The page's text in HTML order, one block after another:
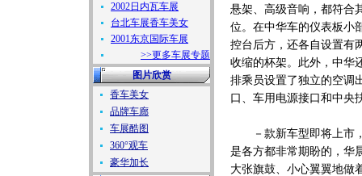
2002日内瓦车展
台北车展香车美女
2001东京国际车展
>>更多车展专题
图片欣赏
香车美女
品牌车廊
车展酷图
360°观车
豪华加长
悬架、高级音响，都符合
位。在中华车的仪表板小
控台后方，还各自设置有
收缩的杯架。此外，中华
排乘员设置了独立的空调
口、车用电源接口和中央
－款新车型即将上市
是各方都非常期盼的，华
大张旗鼓、小心翼翼地做